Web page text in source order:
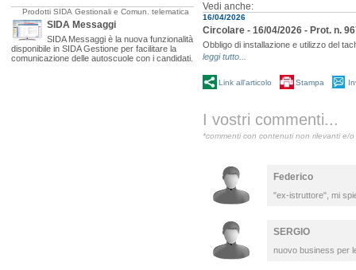
Prodotti SIDA Gestionali e Comun. telematica
SIDA Messaggi
SIDA Messaggi è la nuova funzionalità
disponibile in SIDA Gestione per facilitare la
comunicazione delle autoscuole con i candidati.
Vedi anche:
16/04/2026
Circolare - 16/04/2026 - Prot. n.
Obbligo di installazione e utilizzo del
leggi tutto...
Link all'articolo Stampa
I vostri commenti...
*commenti con contenuti non rilevanti e/
Federico
"ex-istruttore", mi
SERGIO
nuovo business per